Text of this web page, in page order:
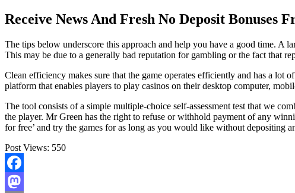
Receive News And Fresh No Deposit Bonuses
The tips below underscore this approach and help you have a good time. A
This may be due to a generally bad reputation for gambling or the fact that
Clean efficiency makes sure that the game operates efficiently and has a
platform that enables players to play casinos on their desktop computer,
The tool consists of a simple multiple-choice self-assessment test that we
the player. Mr Green has the right to refuse or withhold payment of any
for free’ and try the games for as long as you would like without depositing
Post Views: 550
Facebook